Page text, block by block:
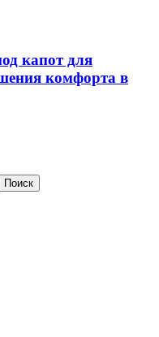
капот для
комфорта в